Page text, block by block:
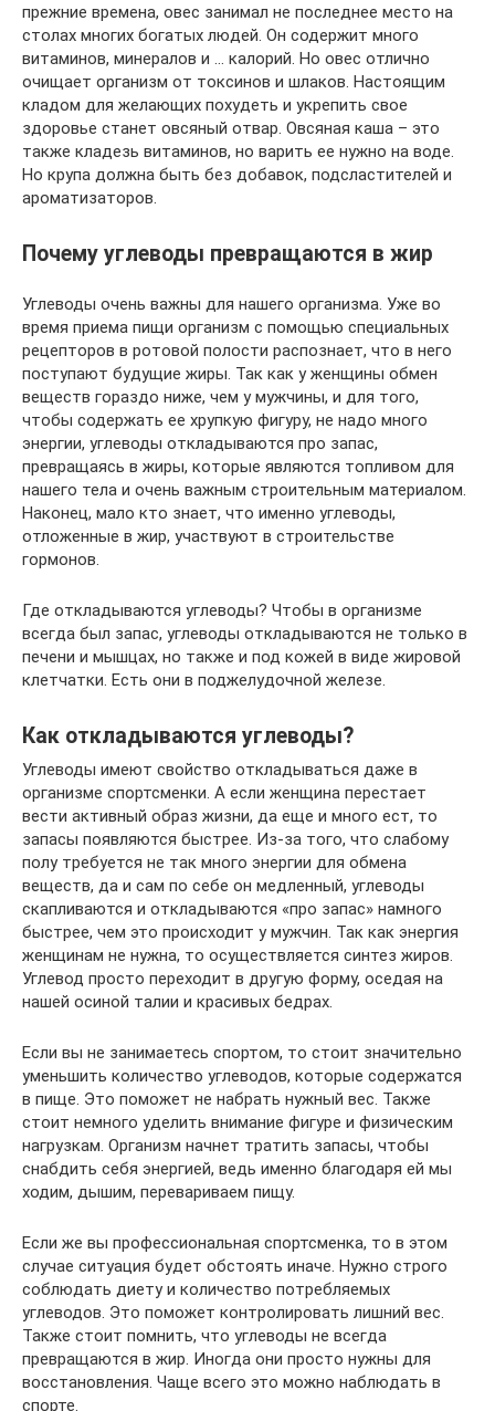
прежние времена, овес занимал не последнее место на
столах многих богатых людей. Он содержит много
витаминов, минералов и … калорий. Но овес отлично
очищает организм от токсинов и шлаков. Настоящим
кладом для желающих похудеть и укрепить свое
здоровье станет овсяный отвар. Овсяная каша – это
также кладезь витаминов, но варить ее нужно на воде.
Но крупа должна быть без добавок, подсластителей и
ароматизаторов.
Почему углеводы превращаются в жир
Углеводы очень важны для нашего организма. Уже во
время приема пищи организм с помощью специальных
рецепторов в ротовой полости распознает, что в него
поступают будущие жиры. Так как у женщины обмен
веществ гораздо ниже, чем у мужчины, и для того,
чтобы содержать ее хрупкую фигуру, не надо много
энергии, углеводы откладываются про запас,
превращаясь в жиры, которые являются топливом для
нашего тела и очень важным строительным материалом.
Наконец, мало кто знает, что именно углеводы,
отложенные в жир, участвуют в строительстве
гормонов.
Где откладываются углеводы? Чтобы в организме
всегда был запас, углеводы откладываются не только в
печени и мышцах, но также и под кожей в виде жировой
клетчатки. Есть они в поджелудочной железе.
Как откладываются углеводы?
Углеводы имеют свойство откладываться даже в
организме спортсменки. А если женщина перестает
вести активный образ жизни, да еще и много ест, то
запасы появляются быстрее. Из-за того, что слабому
полу требуется не так много энергии для обмена
веществ, да и сам по себе он медленный, углеводы
скапливаются и откладываются «про запас» намного
быстрее, чем это происходит у мужчин. Так как энергия
женщинам не нужна, то осуществляется синтез жиров.
Углевод просто переходит в другую форму, оседая на
нашей осиной талии и красивых бедрах.
Если вы не занимаетесь спортом, то стоит значительно
уменьшить количество углеводов, которые содержатся
в пище. Это поможет не набрать нужный вес. Также
стоит немного уделить внимание фигуре и физическим
нагрузкам. Организм начнет тратить запасы, чтобы
снабдить себя энергией, ведь именно благодаря ей мы
ходим, дышим, перевариваем пищу.
Если же вы профессиональная спортсменка, то в этом
случае ситуация будет обстоять иначе. Нужно строго
соблюдать диету и количество потребляемых
углеводов. Это поможет контролировать лишний вес.
Также стоит помнить, что углеводы не всегда
превращаются в жир. Иногда они просто нужны для
восстановления. Чаще всего это можно наблюдать в
спорте.